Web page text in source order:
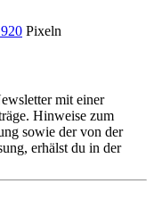
Pixeln
mit einer
Hinweise zum
sowie der von der
erhälst du in der